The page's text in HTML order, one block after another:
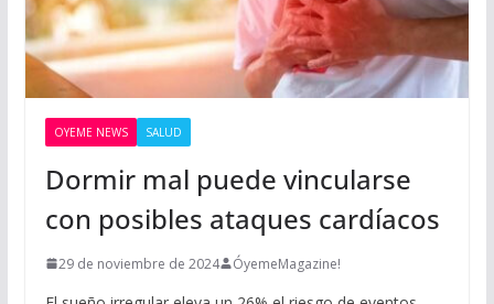
OYEME NEWS SALUD
Dormir mal puede vincularse
con posibles ataques cardíacos
29 de noviembre de 2024 ÓyemeMagazine!